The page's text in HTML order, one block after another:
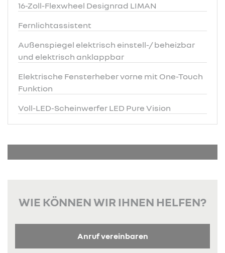
16-Zoll-Flexwheel Designrad LIMAN
Fernlichtassistent
Außenspiegel elektrisch einstell-/ beheizbar
und elektrisch anklappbar
Elektrische Fensterheber vorne mit One-Touch
Funktion
Voll-LED-Scheinwerfer LED Pure Vision
WIE KÖNNEN WIR IHNEN HELFEN?
Anruf vereinbaren